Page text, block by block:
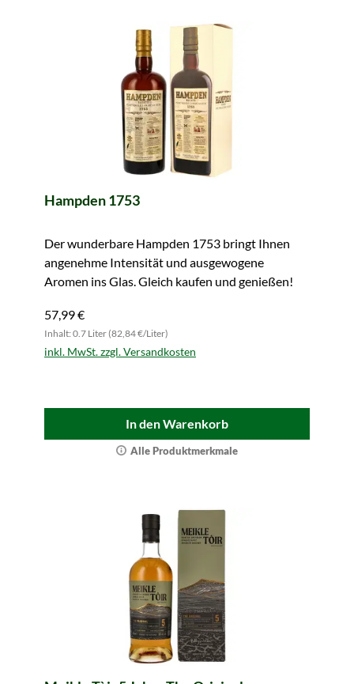
Hampden 1753
Der wunderbare Hampden 1753 bringt Ihnen
angenehme Intensität und ausgewogene
Aromen ins Glas. Gleich kaufen und genießen!
57,99 €
Inhalt: 0.7 Liter (82,84 €/Liter)
inkl. MwSt. zzgl. Versandkosten
In den Warenkorb
Alle Produktmerkmale